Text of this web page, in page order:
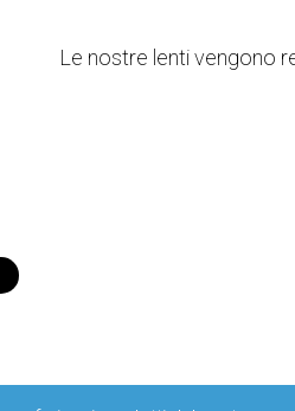
Le nostre lenti vengono